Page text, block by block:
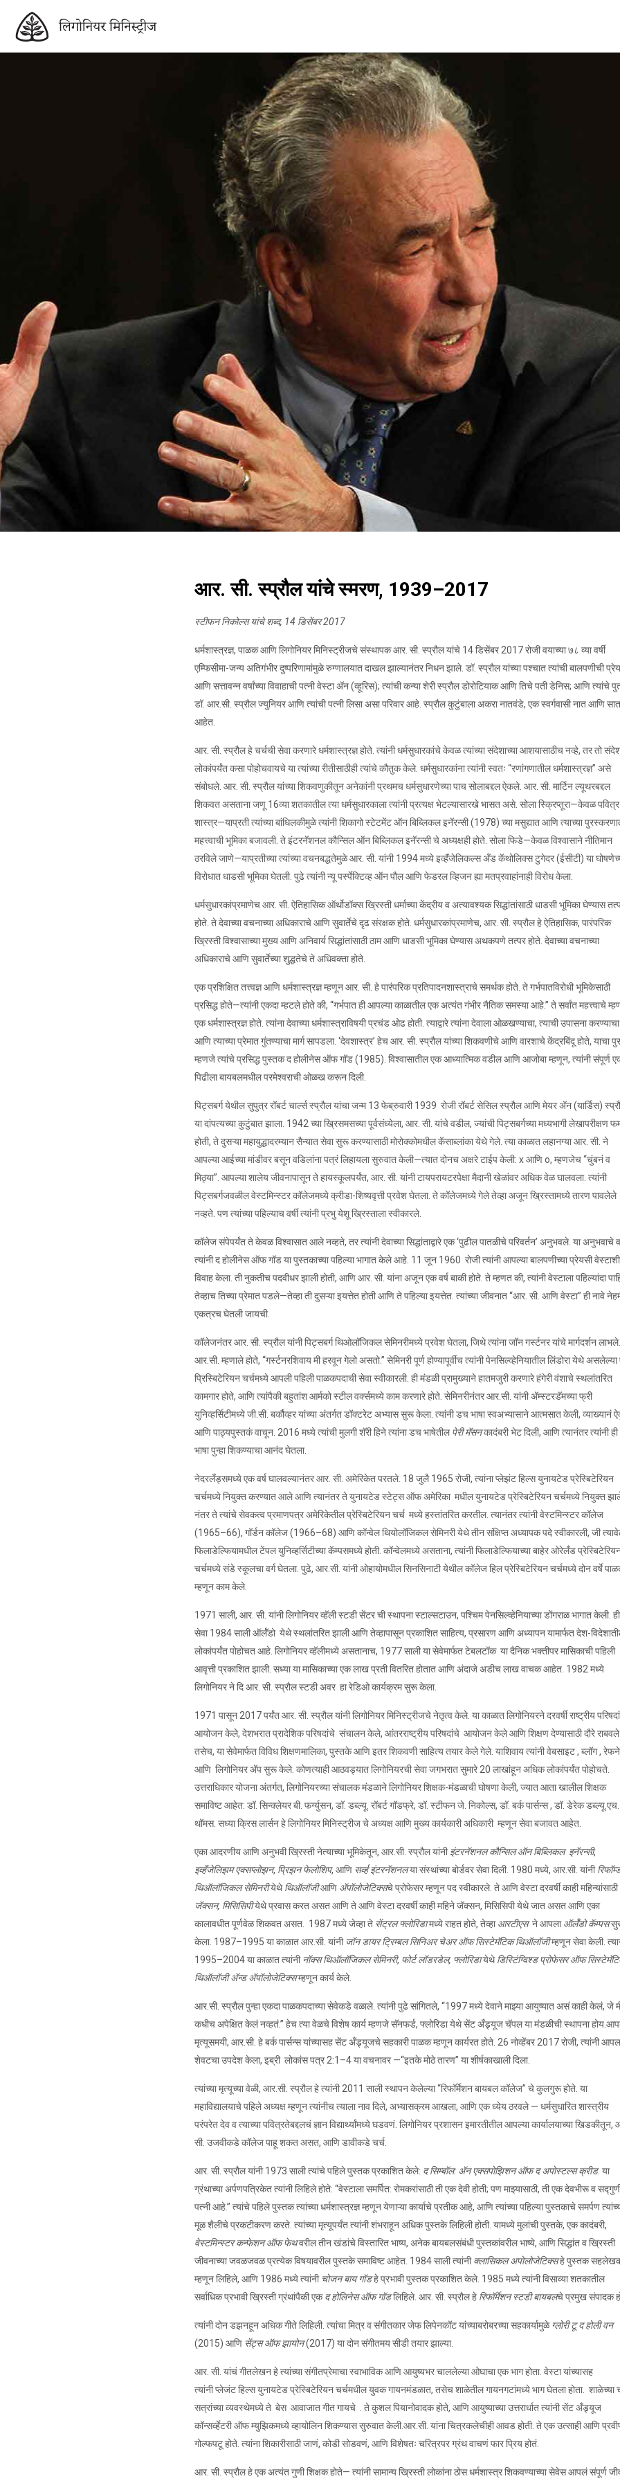
आर. सी. स्प्रौल यांचे स्मरण, 1939–2017
स्टीफन निकोल्स यांचे शब्द, 14 डिसेंबर 2017
धर्मशास्त्रज्ञ, पाळक आणि लिगोनियर मिनिस्ट्रीजचे संस्थापक आर. सी. स्प्रौल यांचे 14 डिसेंबर 2017 रोजी वयाच्या ७८ व्या वर्षी
एम्फिसीमा-जन्य अतिगंभीर दुष्परिणामांमुळे रुग्णालयात दाखल झाल्यानंतर निधन झाले. डॉ. स्प्रौल यांच्या पश्चात त्यांची बालपणीची
आणि सत्तावन्न वर्षांच्या विवाहाची पत्नी वेस्टा अ‍ॅन (व्हूरिस); त्यांची कन्या शेरी स्प्रौल डोरोटियाक आणि तिचे पती डेनिस; आणि त्यांचे
डॉ. आर.सी. स्प्रौल ज्युनियर आणि त्यांची पत्नी लिसा असा परिवार आहे. स्प्रौल कुटुंबाला अकरा नातवंडे, एक स्वर्गवासी नात आणि
आहेत.
आर. सी. स्प्रौल हे चर्चची सेवा करणारे धर्मशास्त्रज्ञ होते. त्यांनी धर्मसुधारकांचे केवळ त्यांच्या संदेशाच्या आशयासाठीच नव्हे, तर तो
लोकांपर्यंत कसा पोहोचवायचे या त्यांच्या रीतीसाठीही त्यांचे कौतुक केले. धर्मसुधारकांना त्यांनी स्वतः “रणांगणातील धर्मशास्त्रज्ञ” असे
संबोधले. आर. सी. स्प्रौल यांच्या शिकवणुकीतून अनेकांनी प्रथमच धर्मसुधारणेच्या पाच सोलाबद्दल ऐकले. आर. सी. मार्टिन ल्यूथरबद्दल
शिकवत असताना जणू 16व्या शतकातील त्या धर्मसुधारकाला त्यांनी प्रत्यक्ष भेटल्यासारखे भासत असे. सोला स्क्रिप्तूरा—केवळ पवित्र
शास्त्र—याप्रती त्यांच्या बांधिलकीमुळे त्यांनी शिकागो स्टेटमेंट ऑन बिब्लिकल इनॅरन्सी (1978) च्या मसुद्यात आणि त्याच्या
महत्त्वाची भूमिका बजावली. ते इंटरनॅशनल कौन्सिल ऑन बिब्लिकल इनॅरन्सी चे अध्यक्षही होते. सोला फिडे—केवळ विश्वासाने नीतिमान
ठरविले जाणे—याप्रतीच्या त्यांच्या वचनबद्धतेमुळे आर. सी. यांनी 1994 मध्ये इव्हॅंजेलिकल्स अँड कॅथोलिक्स टुगेदर (ईसीटी) या
विरोधात धाडसी भूमिका घेतली. पुढे त्यांनी न्यू पर्स्पेक्टिव्ह ऑन पौल आणि फेडरल व्हिजन ह्या मतप्रवाहांनाही विरोध केला.
धर्मसुधारकांप्रमाणेच आर. सी. ऐतिहासिक ऑर्थोडॉक्स ख्रिस्ती धर्माच्या केंद्रीय व अत्यावश्यक सिद्धांतांसाठी धाडसी भूमिका घेण्यास
होते. ते देवाच्या वचनाच्या अधिकाराचे आणि सुवार्तेचे दृढ संरक्षक होते. धर्मसुधारकांप्रमाणेच, आर. सी. स्प्रौल हे ऐतिहासिक, पारंपरिक
ख्रिस्ती विश्वासाच्या मुख्य आणि अनिवार्य सिद्धांतांसाठी ठाम आणि धाडसी भूमिका घेण्यास अथकपणे तत्पर होते. देवाच्या वचनाच्या
अधिकाराचे आणि सुवार्तेच्या शुद्धतेचे ते अधिवक्ता होते.
एक प्रशिक्षित तत्त्वज्ञ आणि धर्मशास्त्रज्ञ म्हणून आर. सी. हे पारंपरिक प्रतिपादनशास्त्राचे समर्थक होते. ते गर्भपातविरोधी भूमिकेसाठी
प्रसिद्ध होते—त्यांनी एकदा म्हटले होते की, “गर्भपात ही आपल्या काळातील एक अत्यंत गंभीर नैतिक समस्या आहे.” ते सर्वांत महत्त्वाचे
एक धर्मशास्त्रज्ञ होते. त्यांना देवाच्या धर्मशास्त्राविषयी प्रचंड ओढ होती. त्याद्वारे त्यांना देवाला ओळखण्याचा, त्याची उपासना करण्याचा
आणि त्याच्या प्रेमात गुंतण्याचा मार्ग सापडला. ‘देवशास्त्र’ हेच आर. सी. स्प्रौल यांच्या शिकवणीचे आणि वारशाचे केंद्रबिंदू होते, याचा
म्हणजे त्यांचे प्रसिद्ध पुस्तक द होलीनेस ऑफ गॉड (1985). विश्वासातील एक आध्यात्मिक वडील आणि आजोबा म्हणून, त्यांनी संपूर्ण
पिढीला बायबलमधील परमेश्वराची ओळख करून दिली.
पिट्सबर्ग येथील सुपुत्र रॉबर्ट चार्ल्स स्प्रौल यांचा जन्म 13 फेब्रुवारी 1939 रोजी रॉबर्ट सेसिल स्प्रौल आणि मेयर अ‍ॅन (यार्डिस)
या दांपत्यच्या कुटुंबात झाला. 1942 च्या ख्रिसमसच्या पूर्वसंध्येला, आर. सी. यांचे वडील, ज्यांची पिट्सबर्गच्या मध्यभागी लेखापरीक्षण
होती, ते दुसऱ्या महायुद्धादरम्यान सैन्यात सेवा सुरू करण्यासाठी मोरोक्कोमधील कॅसाब्लांका येथे गेले. त्या काळात लहानग्या आर. सी. ने
आपल्या आईच्या मांडीवर बसून वडिलांना पत्रं लिहायला सुरुवात केली—त्यात दोनच अक्षरे टाईप केली: x आणि o, म्हणजेच “चुंबनं व
मिठ्या”. आपल्या शालेय जीवनापासून ते हायस्कूलपर्यंत, आर. सी. यांनी टायपरायटरपेक्षा मैदानी खेळांवर अधिक वेळ घालवला. त्यांनी
पिट्सबर्गजवळील वेस्टमिन्स्टर कॉलेजमध्ये क्रीडा-शिष्यवृत्ती प्रवेश घेतला. ते कॉलेजमध्ये गेले तेव्हा अजून ख्रिस्तामध्ये तारण पावलेले
नव्हते. पण त्यांच्या पहिल्याच वर्षी त्यांनी प्रभु येशू ख्रिस्ताला स्वीकारले.
कॉलेज संपेपर्यंत ते केवळ विश्वासात आले नव्हते, तर त्यांनी देवाच्या सिद्धांताद्वारे एक ‘पुढील पातळीचे परिवर्तन’ अनुभवले. या अनुभवाचे
त्यांनी द होलीनेस ऑफ गॉड या पुस्तकाच्या पहिल्या भागात केले आहे. 11 जून 1960 रोजी त्यांनी आपल्या बालपणीच्या प्रेयसी वेस्टाशी
विवाह केला. ती नुकतीच पदवीधर झाली होती, आणि आर. सी. यांना अजून एक वर्ष बाकी होते. ते म्हणत की, त्यांनी वेस्टाला पहिल्यांदा
तेव्हाच तिच्या प्रेमात पडले—तेव्हा ती दुसऱ्या इयत्तेत होती आणि ते पहिल्या इयत्तेत. त्यांच्या जीवनात “आर. सी. आणि वेस्टा” ही नावे
एकत्रच घेतली जायची.
कॉलेजनंतर आर. सी. स्प्रौल यांनी पिट्सबर्ग थिओलॉजिकल सेमिनरीमध्ये प्रवेश घेतला, जिथे त्यांना जॉन गर्स्टनर यांचे मार्गदर्शन लाभले.
आर.सी. म्हणाले होते, “गर्स्टनरशिवाय मी हरवून गेलो असतो.” सेमिनरी पूर्ण होण्यापूर्वीच त्यांनी पेनसिल्व्हेनियातील लिंडोरा येथे असलेल्या
प्रिस्बिटेरियन चर्चमध्ये आपली पहिली पाळकपदाची सेवा स्वीकारली. ही मंडळी प्रामुख्याने हातमजुरी करणारे हंगेरी वंशाचे स्थलांतरित
कामगार होते, आणि त्यांपैकी बहुतांश आर्मको स्टील वर्क्समध्ये काम करणारे होते. सेमिनरीनंतर आर.सी. यांनी अ‍ॅम्स्टरडॅमच्या फ्री
युनिव्हर्सिटीमध्ये जी.सी. बर्कौव्हर यांच्या अंतर्गत डॉक्टरेट अभ्यास सुरू केला. त्यांनी डच भाषा स्वअभ्यासाने आत्मसात केली, व्याख्यानं
आणि पाठ्यपुस्तकं वाचून. 2016 मध्ये त्यांची मुलगी शॅरी हिने त्यांना डच भाषेतीलपेरी मॅसनकादंबरी भेट दिली, आणि त्यानंतर त्यांनी ही
भाषा पुन्हा शिकण्याचा आनंद घेतला.
नेदरलँड्समध्ये एक वर्ष घालवल्यानंतर आर. सी. अमेरिकेत परतले. 18 जुलै 1965 रोजी, त्यांना प्लेझंट हिल्स युनायटेड प्रेस्बिटेरियन
चर्चमध्ये नियुक्त करण्यात आले आणि त्यानंतर ते युनायटेड स्टेट्स ऑफ अमेरिका मधील युनायटेड प्रेस्बिटेरियन चर्चमध्ये नियुक्त
नंतर ते त्यांचे सेवकत्व प्रमाणपत्र अमेरिकेतील प्रेस्बिटेरियन चर्च मध्ये हस्तांतरित करतील. त्यानंतर त्यांनी वेस्टमिन्स्टर कॉलेज
(1965–66), गॉर्डन कॉलेज (1966–68) आणि कॉन्वेल थियोलॉजिकल सेमिनरी येथे तीन संक्षिप्त अध्यापक पदे स्वीकारली, जी
फिलाडेल्फियामधील टेंपल युनिव्हर्सिटीच्या कॅम्पसमध्ये होती. कॉन्वेलमध्ये असताना, त्यांनी फिलाडेल्फियाच्या बाहेर ओरेलँड
चर्चमध्ये संडे स्कूलचा वर्ग घेतला. पुढे, आर.सी. यांनी ओहायोमधील सिनसिनाटी येथील कॉलेज हिल प्रेस्बिटेरियन चर्चमध्ये दोन वर्षे
म्हणून काम केले.
1971 साली, आर. सी. यांनी लिगोनियर व्हॅली स्टडी सेंटर ची स्थापना स्टाल्सटाउन, पश्चिम पेनसिल्व्हेनियाच्या डोंगराळ भागात केली. ही
सेवा 1984 साली ऑर्लॅंडो येथे स्थलांतरित झाली आणि तेव्हापासून प्रकाशित साहित्य, प्रसारण आणि अध्यापन यामार्फत देश-
लोकांपर्यंत पोहोचत आहे. लिगोनियर व्हॅलीमध्ये असतानाच, 1977 साली या सेवेमार्फत टेबलटॉक या दैनिक भक्तीपर मासिकाची पहिली
आवृत्ती प्रकाशित झाली. सध्या या मासिकाच्या एक लाख प्रती वितरित होतात आणि अंदाजे अडीच लाख वाचक आहेत. 1982 मध्ये
लिगोनियर ने दि आर. सी. स्प्रौल स्टडी अवर हा रेडिओ कार्यक्रम सुरू केला.
1971 पासून 2017 पर्यंत आर. सी. स्प्रौल यांनी लिगोनियर मिनिस्ट्रीजचे नेतृत्व केले. या काळात लिगोनियरने दरवर्षी राष्ट्रीय
आयोजन केले, देशभरात प्रादेशिक परिषदांचे संचालन केले, आंतरराष्ट्रीय परिषदांचे आयोजन केले आणि शिक्षण देण्यासाठी दौरे राबवले.
तसेच, या सेवेमार्फत विविध शिक्षणमालिका, पुस्तके आणि इतर शिकवणी साहित्य तयार केले गेले. याशिवाय त्यांनी वेबसाइट , ब्लॉग ,
आणि लिगोनियर अ‍ॅप सुरू केले. कोणत्याही आठवड्यात लिगोनियरची सेवा जगभरात सुमारे 20 लाखांहून अधिक लोकांपर्यंत पोहोचते.
उत्तराधिकार योजना अंतर्गत, लिगोनियरच्या संचालक मंडळाने लिगोनियर शिक्षक-मंडळाची घोषणा केली, ज्यात आता खालील शिक्षक
समाविष्ट आहेत: डॉ. सिन्‍क्लेयर बी. फर्ग्युसन, डॉ. डब्ल्यू. रॉबर्ट गॉडफ्रे, डॉ. स्टीफन जे. निकोल्स, डॉ. बर्क पार्सन्स , डॉ. डेरेक डब्ल्यू.एच.
थॉमस. सध्या क्रिस लार्सन हे लिगोनियर मिनिस्ट्रीज चे अध्यक्ष आणि मुख्य कार्यकारी अधिकारी म्हणून सेवा बजावत आहेत.
एका आदरणीय आणि अनुभवी ख्रिस्ती नेत्याच्या भूमिकेतून, आर.सी. स्प्रौल यांनीइंटरनॅशनल कौन्सिल ऑन बिब्लिकल इनॅरन्सी,
इव्हॅंजेलिझम एक्सप्लोझन, प्रिझन फेलोशिप, आणि सर्व्ह इंटरनॅशनलया संस्थांच्या बोर्डवर सेवा दिली. 1980 मध्ये, आर.सी. यांनी
थिऑलॉजिकल सेमिनरीयेथेथिऑलॉजीआणि अ‍ॅपॉलोजेटिक्सचे प्रोफेसर म्हणून पद स्वीकारले. ते आणि वेस्टा दरवर्षी काही महिन्यांसाठी
जॅक्सन, मिसिसिपीयेथे प्रवास करत असत आणि ते आणि वेस्टा दरवर्षी काही महिने जॅक्सन, मिसिसिपी येथे जात असत आणि एका
कालावधीत पूर्णवेळ शिकवत असत. 1987 मध्ये जेव्हा ते सेंट्रल फ्लोरिडामध्ये राहत होते, तेव्हाआरटीएसने आपलाऑर्लॅंडो कॅम्पस
केला. 1987–1995 या काळात आर.सी. यांनी जॉन डायर ट्रिम्बल सिनिअर चेअर ऑफ सिस्टेमॅटिक थिऑलॉजीम्हणून सेवा केली.
1995–2004 या काळात त्यांनी नॉक्स थिऑलॉजिकल सेमिनरी, फोर्ट लॉडरडेल, फ्लोरिडायेथेडिस्टिंग्विश्ड प्रोफेसर ऑफ
थिऑलॉजी अ‍ॅन्ड अ‍ॅपॉलोजेटिक्सम्हणून कार्य केले.
आर.सी. स्प्रौल पुन्हा एकदा पाळकपदाच्या सेवेकडे वळाले. त्यांनी पुढे सांगितले, “1997 मध्ये देवाने माझ्या आयुष्यात असं काही केलं, जे
कधीच अपेक्षित केलं नव्हतं.” हेच त्या वेळचे विशेष कार्य म्हणजे सॅनफर्ड, फ्लोरिडा येथे सेंट अँड्र्यूज चॅपल या मंडळीची स्थापना
मृत्यूसमयी, आर.सी. हे बर्क पार्सन्स यांच्यासह सेंट अँड्र्यूजचे सहकारी पाळक म्हणून कार्यरत होते. 26 नोव्हेंबर 2017 रोजी, त्यांनी
शेवटचा उपदेश केला, इब्री लोकांस पत्र 2:1–4 या वचनावर —“इतके मोठे तारण” या शीर्षकाखाली दिला.
त्यांच्या मृत्यूच्या वेळी, आर.सी. स्प्रौल हे त्यांनी 2011 साली स्थापन केलेल्या “रिफॉर्मेशन बायबल कॉलेज” चे कुलगुरू होते. या
महाविद्यालयाचे पहिले अध्यक्ष म्हणून त्यांनीच त्याला नाव दिले, अभ्यासक्रम आखला, आणि एक ध्येय ठरवले — धर्मसुधारित शास्त्रीय
परंपरेत देव व त्याच्या पवित्रतेबद्दलचं ज्ञान विद्यार्थ्यांमध्ये घडवणं. लिगोनियर प्रशासन इमारतीतील आपल्या कार्यालयाच्या खिडकीतून,
सी. उजवीकडे कॉलेज पाहू शकत असत, आणि डावीकडे चर्च.
आर. सी. स्प्रौल यांनी 1973 साली त्यांचे पहिले पुस्तक प्रकाशित केले: द सिम्बॉल: अ‍ॅन एक्सपोझिशन ऑफ द अपोस्टल्स क्रीड. या
ग्रंथाच्या अर्पणपत्रिकेत त्यांनी लिहिले होते: “वेस्टाला समर्पित: रोमकरांसाठी ती एक देवी होती; पण माझ्यासाठी, ती एक देवभीरू व
पत्नी आहे.” त्यांचे पहिले पुस्तक त्यांच्या धर्मशास्त्रज्ञ म्हणून येणाऱ्या कार्याचे प्रतीक आहे, आणि त्यांच्या पहिल्या पुस्तकाचे समर्पण
मूळ शैलीचे प्रकटीकरण करते. त्यांच्या मृत्यूपर्यंत त्यांनी शंभराहून अधिक पुस्तके लिहिली होती. यामध्ये मुलांची पुस्तके, एक कादंबरी,
वेस्टमिन्स्टर कन्फेशन ऑफ फेथवरील तीन खंडांचे विस्तारित भाष्य, अनेक बायबलसंबंधी पुस्तकांवरील भाष्ये, आणि सिद्धांत व ख्रिस्ती
जीवनाच्या जवळजवळ प्रत्येक विषयावरील पुस्तके समाविष्ट आहेत. 1984 साली त्यांनीक्लासिकल अपोलोजेटिक्सहे पुस्तक
म्हणून लिहिले, आणि 1986 मध्ये त्यांनी चोजन बाय गॉडहे प्रभावी पुस्तक प्रकाशित केले. 1985 मध्ये त्यांनी विसाव्या शतकातील
सर्वाधिक प्रभावी ख्रिस्ती ग्रंथांपैकी एकद होलिनेस ऑफ गॉडलिहिले. आर. सी. स्प्रौल हे रिफॉर्मेशन स्टडी बायबलचे प्रमुख संपादक
त्यांनी दोन डझनहून अधिक गीते लिहिली. त्यांचा मित्र व संगीतकार जेफ लिपेनकॉट यांच्याबरोबरच्या सहकार्यामुळे ग्लोरी टू द होली वन
(2015) आणि सेंट्स ऑफ झायोन(2017) या दोन संगीतमय सीडी तयार झाल्या.
आर. सी. यांचं गीतलेखन हे त्यांच्या संगीतप्रेमाचा स्वाभाविक आणि आयुष्यभर चाललेल्या ओघाचा एक भाग होता. वेस्टा यांच्यासह
त्यांनी प्लेजंट हिल्स युनायटेड प्रेस्बिटेरियन चर्चमधील युवक गायनमंडळात, तसेच शाळेतील गायनगटांमध्ये भाग घेतला होता. शाळेच्या
सत्रांच्या व्यवस्थेमध्ये ते बेस आवाजात गीत गायचे . ते कुशल पियानोवादक होते, आणि आयुष्याच्या उत्तरार्धात त्यांनी सेंट अँड्र्यूज
कॉन्सर्व्हेटरी ऑफ म्युझिकमध्ये व्हायोलिन शिकण्यास सुरुवात केली.आर.सी. यांना चित्रकलेचीही आवड होती. ते एक उत्साही आणि
गोल्फपटू होते. त्यांना शिकारीसाठी जाणं, कोडी सोडवणं, आणि विशेषतः चरित्रपर ग्रंथ वाचणं फार प्रिय होतं.
आर. सी. स्प्रौल हे एक अत्यंत गुणी शिक्षक होते— त्यांनी सामान्य ख्रिस्ती लोकांना ठोस धर्मशास्त्र शिकवण्याच्या सेवेस आपलं संपूर्ण